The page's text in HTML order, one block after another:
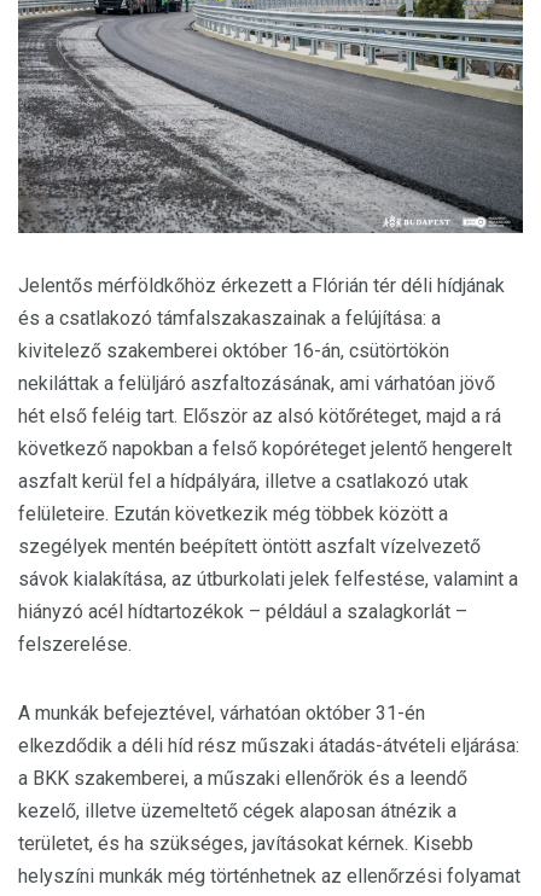
Jelentős mérföldkőhöz érkezett a Flórián tér déli hídjának
és a csatlakozó támfalszakaszainak a felújítása: a
kivitelező szakemberei október 16-án, csütörtökön
nekiláttak a felüljáró aszfaltozásának, ami várhatóan jövő
hét első feléig tart. Először az alsó kötőréteget, majd a rá
következő napokban a felső kopóréteget jelentő hengerelt
aszfalt kerül fel a hídpályára, illetve a csatlakozó utak
felületeire. Ezután következik még többek között a
szegélyek mentén beépített öntött aszfalt vízelvezető
sávok kialakítása, az útburkolati jelek felfestése, valamint a
hiányzó acél hídtartozékok – például a szalagkorlát –
felszerelése.
A munkák befejeztével, várhatóan október 31-én
elkezdődik a déli híd rész műszaki átadás-átvételi eljárása:
a BKK szakemberei, a műszaki ellenőrök és a leendő
kezelő, illetve üzemeltető cégek alaposan átnézik a
területet, és ha szükséges, javításokat kérnek. Kisebb
helyszíni munkák még történhetnek az ellenőrzési folyamat